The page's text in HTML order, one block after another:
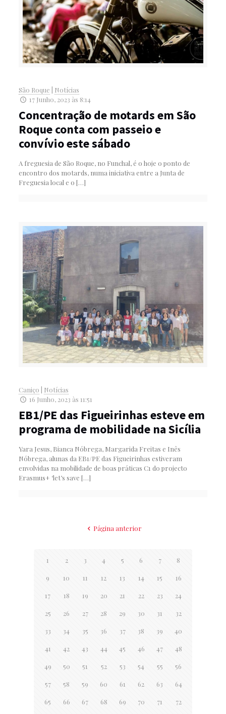
São Roque
Notícias
17 Junho, 2023 às 8:14
Concentração de motards em São
Roque conta com passeio e
convívio este sábado
A freguesia de São Roque, no Funchal, é o hoje o ponto de
encontro dos motards, numa iniciativa entre a Junta de
Freguesia local e o […]
Caniço
Notícias
16 Junho, 2023 às 11:51
EB1/PE das Figueirinhas esteve em
programa de mobilidade na Sicília
Yara Jesus, Bianca Nóbrega, Margarida Freitas e Inês
Nóbrega, alunas da EB1/PE das Figueirinhas estiveram
envolvidas na mobilidade de boas práticas C1 do projecto
Erasmus+ ‘let’s save […]
Página anterior
1 2 3 4 5 6 7 8
9 10 11 12 13 14 15 16
17 18 19 20 21 22 23 24
25 26 27 28 29 30 31 32
33 34 35 36 37 38 39 40
41 42 43 44 45 46 47 48
49 50 51 52 53 54 55 56
57 58 59 60 61 62 63 64
65 66 67 68 69 70 71 72